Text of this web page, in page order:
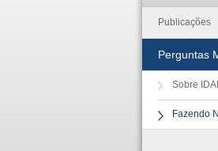
Publicações
Perguntas
Sobre
Fazendo